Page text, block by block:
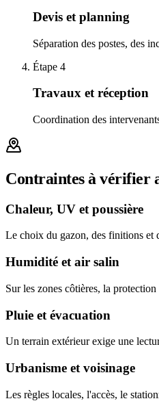
Devis et planning
Séparation des postes, des
Étape 4
Travaux et réception
Coordination des
Contraintes à vérifier
Chaleur, UV et poussière
Le choix du gazon, des finitions et
Humidité et air salin
Sur les zones côtières, la
Pluie et évacuation
Un terrain extérieur exige une
Urbanisme et voisinage
Les règles locales, l'accès, le